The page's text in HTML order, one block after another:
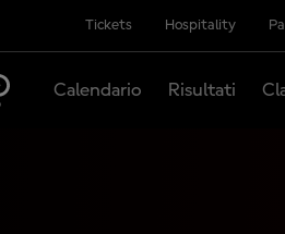
Tickets Hospitality
Calendario Risultati